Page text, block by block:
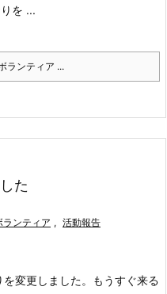
を ...
ランティア ...
た
ランティア , 活動報告
変更しました。
もうすぐ来る